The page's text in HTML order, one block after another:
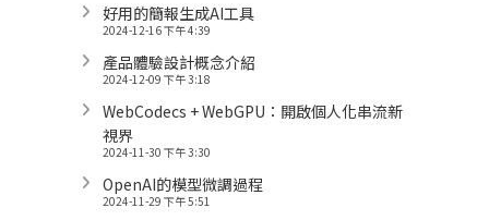
好用的簡報生成AI工具
2024-12-16 下午 4:39
產品體驗設計概念介紹
2024-12-09 下午 3:18
WebCodecs + WebGPU：開啟個人化串流新
視界
2024-11-30 下午 3:30
OpenAI的模型微調過程
2024-11-29 下午 5:51